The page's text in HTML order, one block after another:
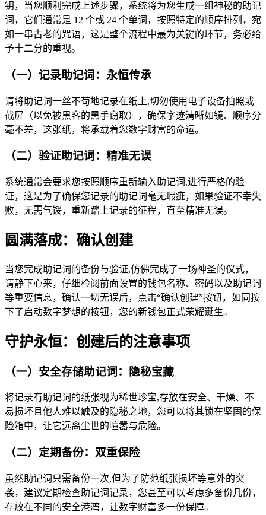
钥，当您顺利完成上述步骤，系统将为您生成一组神秘的助记
词，它们通常是 12 个或 24 个单词，按照特定的顺序排列，宛
如一串古老的咒语，这是整个流程中最为关键的环节，务必给
予十二分的重视。
（一）记录助记词：永恒传承
请将助记词一丝不苟地记录在纸上,切勿使用电子设备拍照或
截屏（以免被黑客的黑手窃取），确保字迹清晰如镜、顺序分
毫不差，这张纸，将承载着您数字财富的命运。
（二）验证助记词：精准无误
系统通常会要求您按照顺序重新输入助记词,进行严格的验
证，这是为了确保您记录的助记词毫无瑕疵，如果验证不幸失
败，无需气馁，重新踏上记录的征程，直至精准无误。
圆满落成：确认创建
当您完成助记词的备份与验证,仿佛完成了一场神圣的仪式，
请静下心来，仔细检阅前面设置的钱包名称、密码以及助记词
等重要信息，确认一切无误后，点击“确认创建”按钮，如同按
下了启动数字梦想的按钮，您的新钱包正式荣耀诞生。
守护永恒：创建后的注意事项
（一）安全存储助记词：隐秘宝藏
将记录有助记词的纸张视为稀世珍宝,存放在安全、干燥、不
易损坏且他人难以触及的隐秘之地，您可以将其锁在坚固的保
险箱中，让它远离尘世的喧嚣与危险。
（二）定期备份：双重保险
虽然助记词只需备份一次,但为了防范纸张损坏等意外的突
袭，建议定期检查助记词记录，您甚至可以考虑多备份几份，
存放在不同的安全港湾，让数字财富多一份保障。